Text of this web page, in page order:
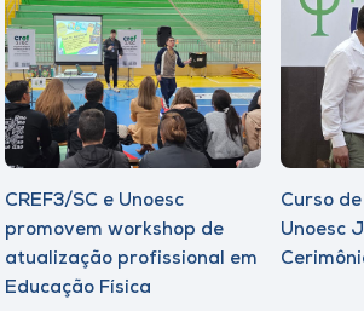
CREF3/SC e Unoesc
promovem workshop de
atualização profissional em
Educação Física
Curso
Unoesc